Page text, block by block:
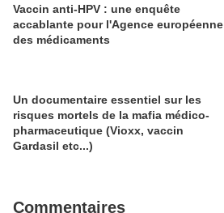
Vaccin anti-HPV : une enquête
accablante pour l'Agence européenne
des médicaments
Un documentaire essentiel sur les
risques mortels de la mafia médico-
pharmaceutique (Vioxx, vaccin
Gardasil etc...)
Commentaires